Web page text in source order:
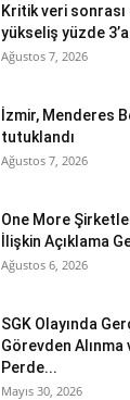
Kritik veri
yükseliş yüzde
Ağustos 7, 2026
İzmir, Menderes
tutuklandı
Ağustos 7, 2026
One More
İlişkin Açıklama
Ağustos 6, 2026
SGK Olayında
Görevden Alınma
Perde...
Mayıs 30, 2026